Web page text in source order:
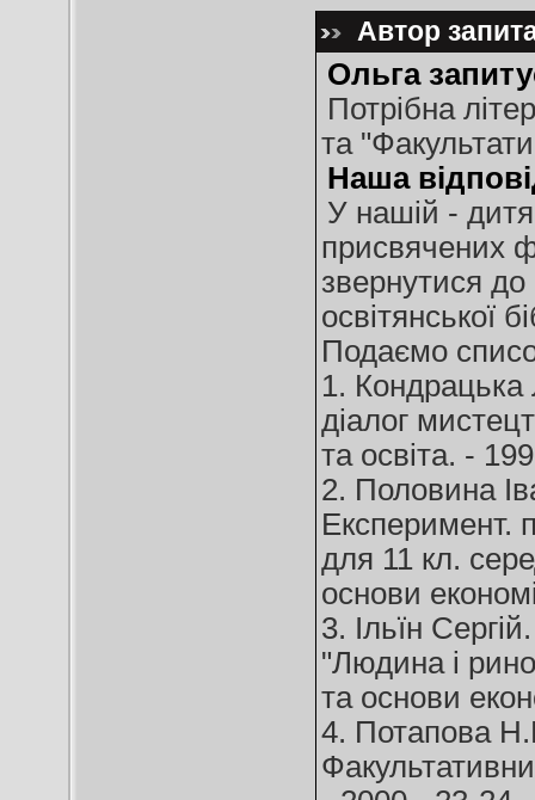
Автор
Ольга
Потрібна
та
Наша
У нашій -
присвячених
звернутися до
освітянської
Подаємо
1. Кондрацька
діалог
та освіта. -
2. Половина
Експеримент.
для 11 кл.
основи
3. Ільїн
"Людина і
та основи
4. Потапова